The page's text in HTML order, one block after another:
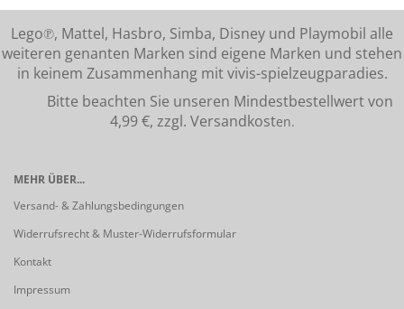
Lego℗, Mattel, Hasbro, Simba, Disney und Playmobil alle
weiteren genanten Marken sind eigene Marken und stehen
in keinem Zusammenhang mit vivis-spielzeugparadies.
Bitte beachten Sie unseren Mindestbestellwert von
4,99 €, zzgl. Versandkosten.
MEHR ÜBER...
Versand- & Zahlungsbedingungen
Widerrufsrecht & Muster-Widerrufsformular
Kontakt
Impressum